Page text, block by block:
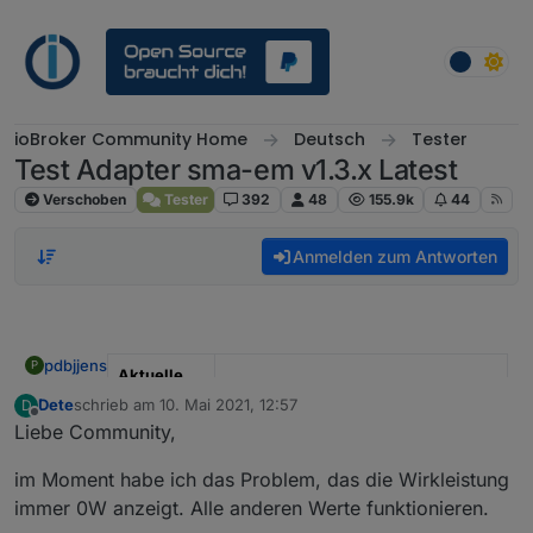
ioBroker Community Home Deutsch Tester
Test Adapter sma-em v1.3.x Latest
Verschoben Tester 392 48 155.9k 44
Anmelden zum Antworten
P pdbjjens
Aktuelle
Test
Version
hungsdatu
m
D
Offline
Deteschrieb am 10. Mai 2021, 12:57
zuletzt editiert von
Liebe Community,
im Moment habe ich das Problem, das die Wirkleistung
immer 0W anzeigt. Alle anderen Werte funktionieren.